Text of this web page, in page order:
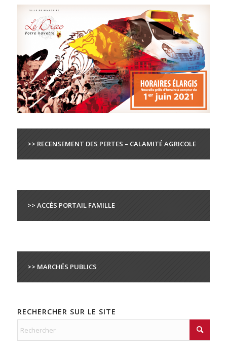
>> RECENSEMENT DES PERTES – CALAMITÉ AGRICOLE
>> ACCÈS PORTAIL FAMILLE
>> MARCHÉS PUBLICS
RECHERCHER SUR LE SITE